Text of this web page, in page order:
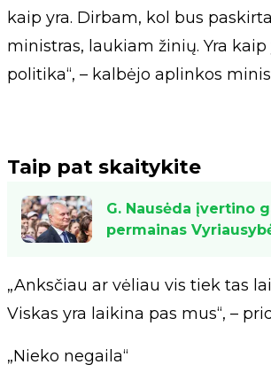
kaip yra. Dirbam, kol bus
ministras, laukiam žinių. Yra kaip
politika“, – kalbėjo aplinkos
Taip pat skaitykite
G. Nausėda įvertino
permainas
„Anksčiau ar vėliau vis tiek tas
Viskas yra laikina pas mus“, –
„Nieko negaila“